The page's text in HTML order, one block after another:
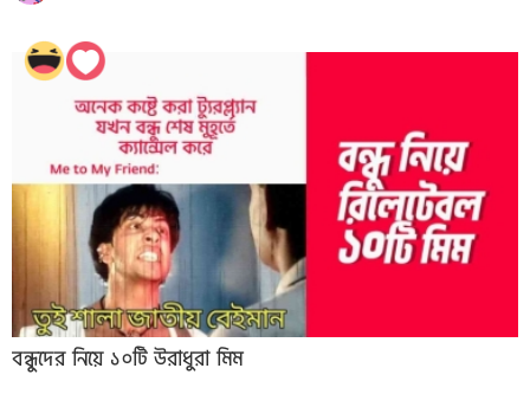
বন্ধুদের নিয়ে ১০টি উরাধুরা মিম